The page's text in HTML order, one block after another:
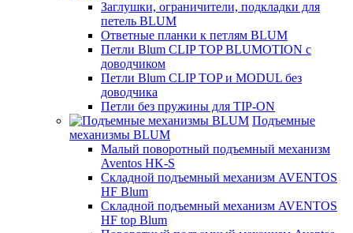
Заглушки, ограничители, подкладки для
петель BLUM
Ответные планки к петлям BLUM
Петли Blum CLIP TOP BLUMOTION с
доводчиком
Петли Blum CLIP TOP и MODUL без
доводчика
Петли без пружины для TIP-ON
Подъемные
механизмы BLUM
Малый поворотный подъемный механизм
Aventos HK-S
Складной подъемный механизм AVENTOS
HF Blum
Складной подъемный механизм AVENTOS
HF top Blum